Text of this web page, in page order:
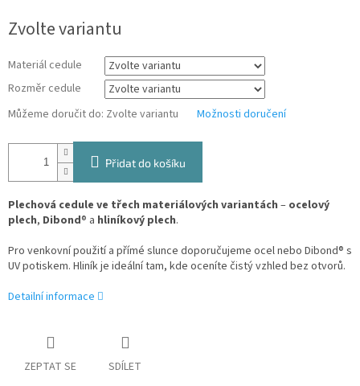
cena:
Zvolte variantu
Materiál cedule
Rozměr cedule
Můžeme doručit do: Zvolte variantu Možnosti doručení
Přidat do košíku
Plechová cedule ve třech materiálových variantách – ocelový
plech, Dibond® a hliníkový plech.
Pro venkovní použití a přímé slunce doporučujeme ocel nebo Dibond® s
UV potiskem. Hliník je ideální tam, kde oceníte čistý vzhled bez otvorů.
Detailní informace
ZEPTAT SE SDÍLET